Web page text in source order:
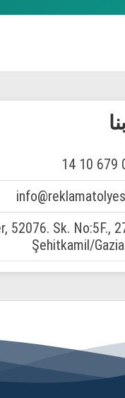
52076. Sk. No:5F.,
Şehitkamil/